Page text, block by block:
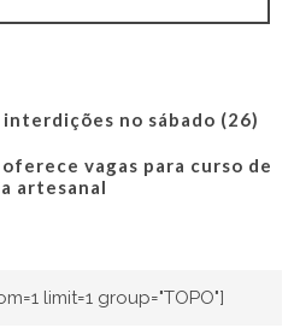
no sábado (26)
vagas para curso de
artesanal
limit=1 group="TOPO"]